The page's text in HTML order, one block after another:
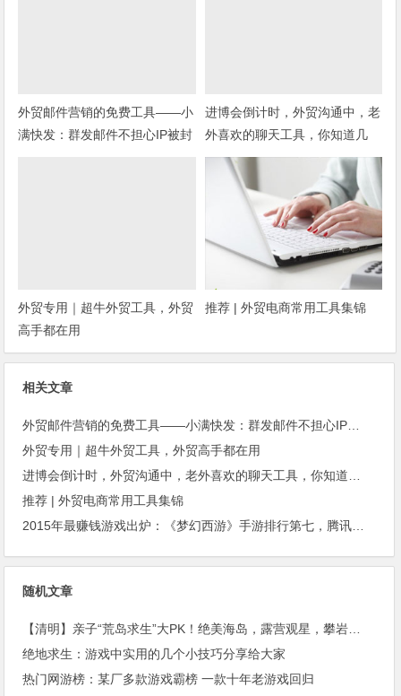
外贸邮件营销的免费工具——小
满快发：群发邮件不担心IP被封
进博会倒计时，外贸沟通中，老
外喜欢的聊天工具，你知道几
种？
外贸专用｜超牛外贸工具，外贸
高手都在用
推荐 | 外贸电商常用工具集锦
相关文章
外贸邮件营销的免费工具——小满快发：群发邮件不担心IP被封
外贸专用｜超牛外贸工具，外贸高手都在用
进博会倒计时，外贸沟通中，老外喜欢的聊天工具，你知道几种？
推荐 | 外贸电商常用工具集锦
2015年最赚钱游戏出炉：《梦幻西游》手游排行第七，腾讯总收入进前三
随机文章
【清明】亲子“荒岛求生”大PK！绝美海岛，露营观星，攀岩浮潜…开启美妙四月
绝地求生：游戏中实用的几个小技巧分享给大家
热门网游榜：某厂多款游戏霸榜 一款十年老游戏回归